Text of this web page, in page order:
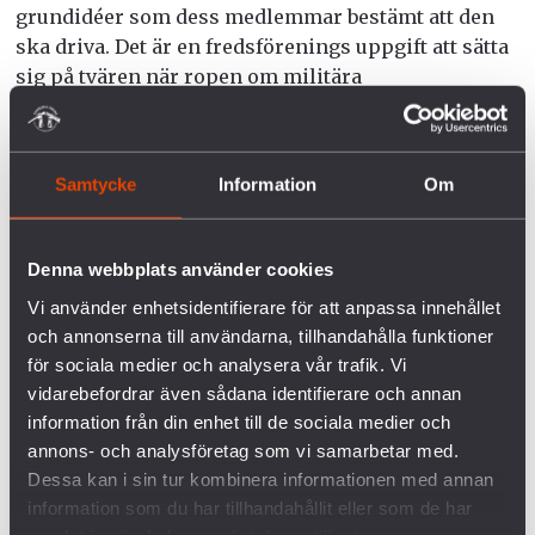
Samtycke Information Om
Denna webbplats använder cookies
Vi använder enhetsidentifierare för att anpassa innehållet
och annonserna till användarna, tillhandahålla funktioner
för sociala medier och analysera vår trafik. Vi
vidarebefordrar även sådana identifierare och annan
information från din enhet till de sociala medier och
annons- och analysföretag som vi samarbetar med.
Dessa kan i sin tur kombinera informationen med annan
information som du har tillhandahållit eller som de har
grundidéer som dess medlemmar bestämt att den
ska driva. Det är en fredsförenings uppgift att sätta
sig på tvären när ropen om militära
maktdemonstrationer och upprustning ekar. Och
att alltid söka göra fredspolitik över partipolitiken.
ANNA EK
Ordförande Svenska Freds
ax nr 1 2016